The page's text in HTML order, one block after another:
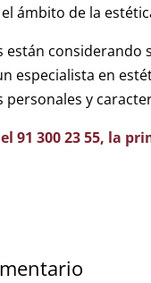
ámbito de la
están
especialista en
personales y
91 300 23 55, la